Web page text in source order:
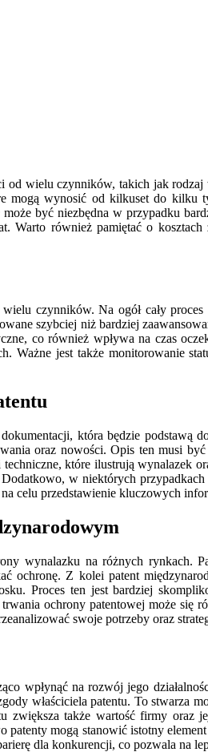
od wielu czynników, takich jak
mogą wynosić od kilkuset do
być niezbędna w przypadku
Warto również pamiętać o
czynników. Na ogół cały
szybciej niż bardziej
co również wpływa na czas
Ważne jest także monitorowanie
która będzie podstawą
oraz nowości. Opis ten musi
które ilustrują wynalazek
w niektórych
celu przedstawienie kluczowych
wynalazku na różnych rynkach.
ochronę. Z kolei patent
Proces ten jest bardziej
ochrony patentowej może
swoje potrzeby oraz
wpłynąć na rozwój jego
właściciela patentu. To
także wartość firmy oraz
mogą stanowić istotny
dla konkurencji, co pozwala na